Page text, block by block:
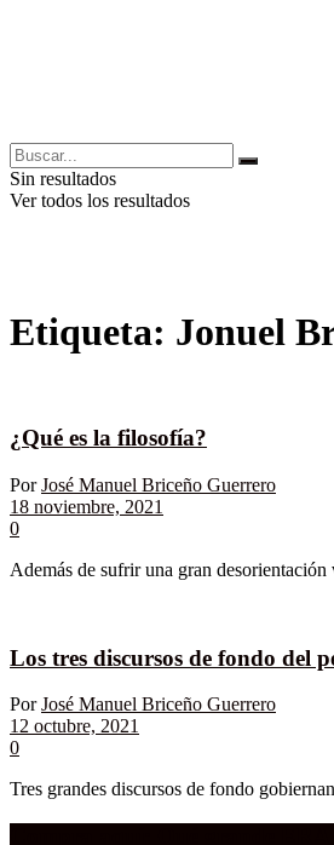
Sin resultados
Ver todos los resultados
Etiqueta: Jonuel
¿Qué es la filosofía?
Por José Manuel Briceño Guerrero
18 noviembre, 2021
0
Además de sufrir una gran
Los tres discursos de fondo del
Por José Manuel Briceño Guerrero
12 octubre, 2021
0
Tres grandes discursos de fondo